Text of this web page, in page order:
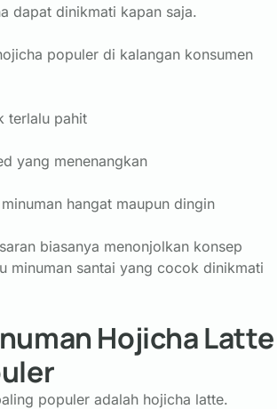
dapat dinikmati kapan saja.
populer di kalangan konsumen
terlalu pahit
yang menenangkan
minuman hangat maupun dingin
biasanya menonjolkan konsep
minuman santai yang cocok dinikmati
Hojicha Latte
populer adalah hojicha latte.